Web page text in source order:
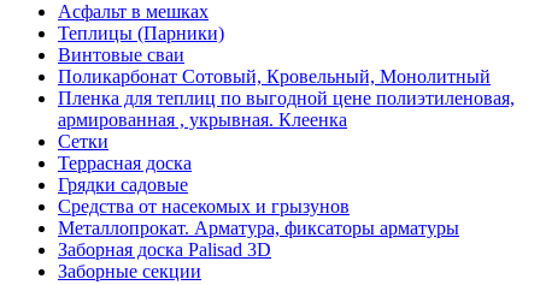
Асфальт в мешках
Теплицы (Парники)
Винтовые сваи
Поликарбонат Сотовый, Кровельный, Монолитный
Пленка для теплиц по выгодной цене полиэтиленовая,
армированная , укрывная. Клеенка
Сетки
Террасная доска
Грядки садовые
Средства от насекомых и грызунов
Металлопрокат. Арматура, фиксаторы арматуры
Заборная доска Palisad 3D
Заборные секции